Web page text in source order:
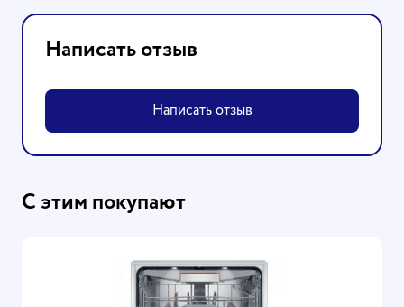
Написать отзыв
Написать отзыв
С этим покупают